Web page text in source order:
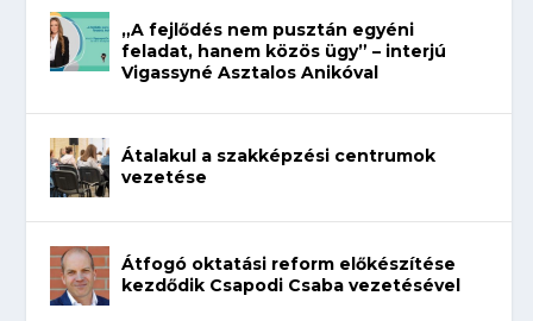
„A fejlődés nem pusztán egyéni
feladat, hanem közös ügy” – interjú
Vigassyné Asztalos Anikóval
Átalakul a szakképzési centrumok
vezetése
Átfogó oktatási reform előkészítése
kezdődik Csapodi Csaba vezetésével